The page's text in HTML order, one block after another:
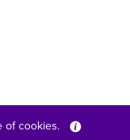
of cookies.